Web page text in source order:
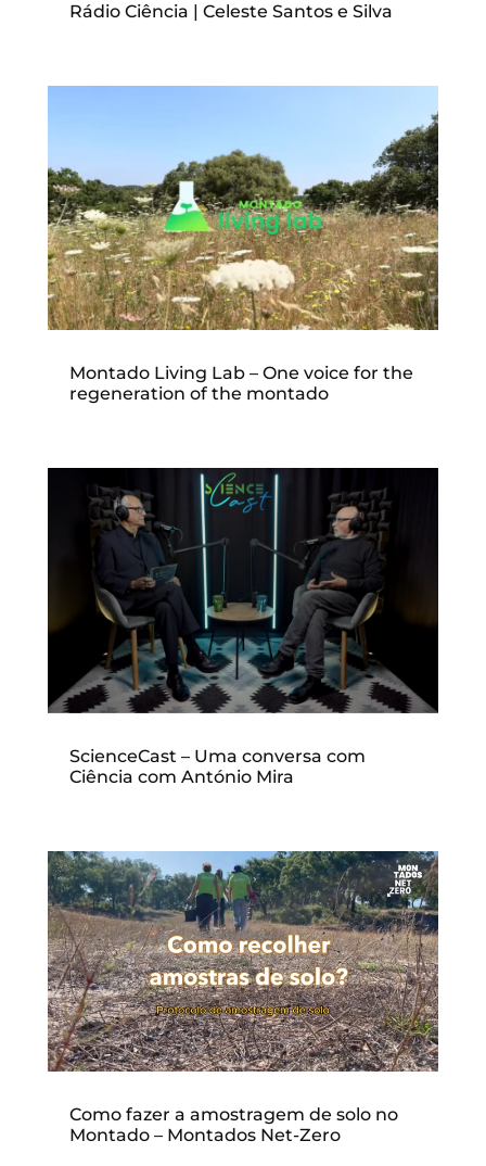
Rádio Ciência | Celeste Santos e Silva
Montado Living Lab – One voice for the
regeneration of the montado
ScienceCast – Uma conversa com
Ciência com António Mira
Como fazer a amostragem de solo no
Montado – Montados Net-Zero